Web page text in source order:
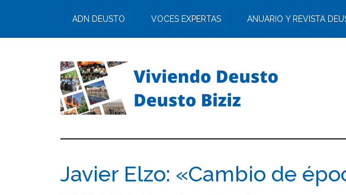
ADN DEUSTO VOCES EXPERTAS ANUARIO Y REVISTA
Javier Elzo: «Cambio de